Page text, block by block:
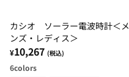
カシオ ソーラー電波時計＜メ
ンズ・レディス＞
¥10,267 (税込)
6colors